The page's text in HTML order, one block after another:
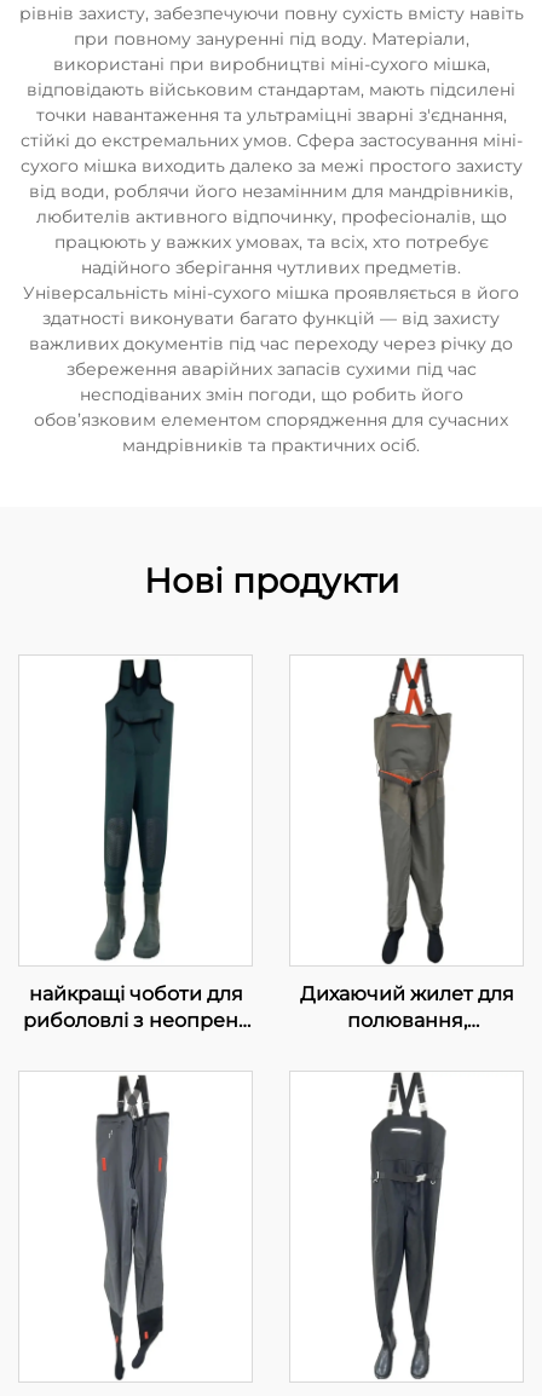
рівнів захисту, забезпечуючи повну сухість вмісту навіть
при повному зануренні під воду. Матеріали,
використані при виробництві міні-сухого мішка,
відповідають військовим стандартам, мають підсилені
точки навантаження та ультраміцні зварні з'єднання,
стійкі до екстремальних умов. Сфера застосування міні-
сухого мішка виходить далеко за межі простого захисту
від води, роблячи його незамінним для мандрівників,
любителів активного відпочинку, професіоналів, що
працюють у важких умовах, та всіх, хто потребує
надійного зберігання чутливих предметів.
Універсальність міні-сухого мішка проявляється в його
здатності виконувати багато функцій — від захисту
важливих документів під час переходу через річку до
збереження аварійних запасів сухими під час
несподіваних змін погоди, що робить його
обов’язковим елементом спорядження для сучасних
мандрівників та практичних осіб.
Нові продукти
найкращі чоботи для
риболовлі з неопрену
черевичками
Дихаючий жилет для
полювання,
чоботи для рибної
ловлі на мушку,
дихаючі неопренові
чоботи з
водонепроникними
шкарпетками, 100%
водонепроникність